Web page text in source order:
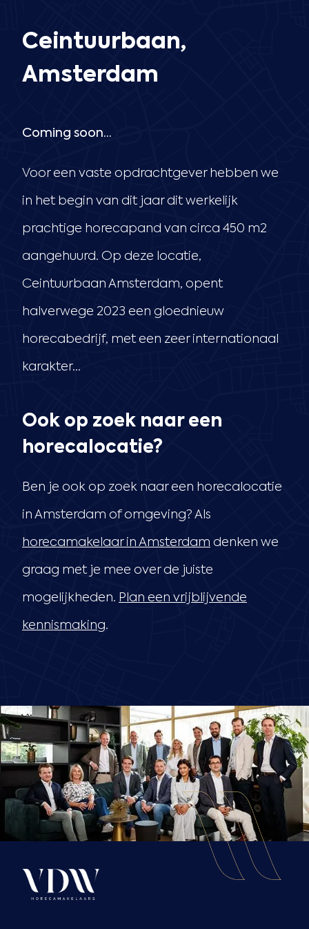
Ceintuurbaan,
Amsterdam
Coming soon…
Voor een vaste opdrachtgever hebben we
in het begin van dit jaar dit werkelijk
prachtige horecapand van circa 450 m2
aangehuurd. Op deze locatie,
Ceintuurbaan Amsterdam, opent
halverwege 2023 een gloednieuw
horecabedrijf, met een zeer internationaal
karakter…
Ook op zoek naar een
horecalocatie?
Ben je ook op zoek naar een horecalocatie
in Amsterdam of omgeving? Als
horecamakelaar in Amsterdam denken we
graag met je mee over de juiste
mogelijkheden. Plan een vrijblijvende
kennismaking.